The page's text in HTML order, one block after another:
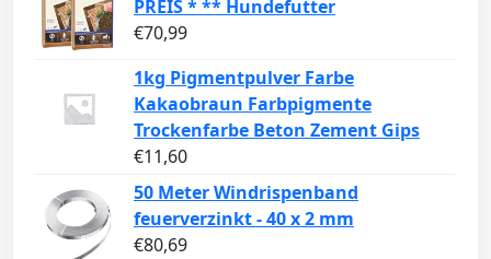
PREIS * ** Hundefutter
€70,99
1kg Pigmentpulver Farbe
Kakaobraun Farbpigmente
Trockenfarbe Beton Zement Gips
€11,60
50 Meter Windrispenband
feuerverzinkt - 40 x 2 mm
€80,69